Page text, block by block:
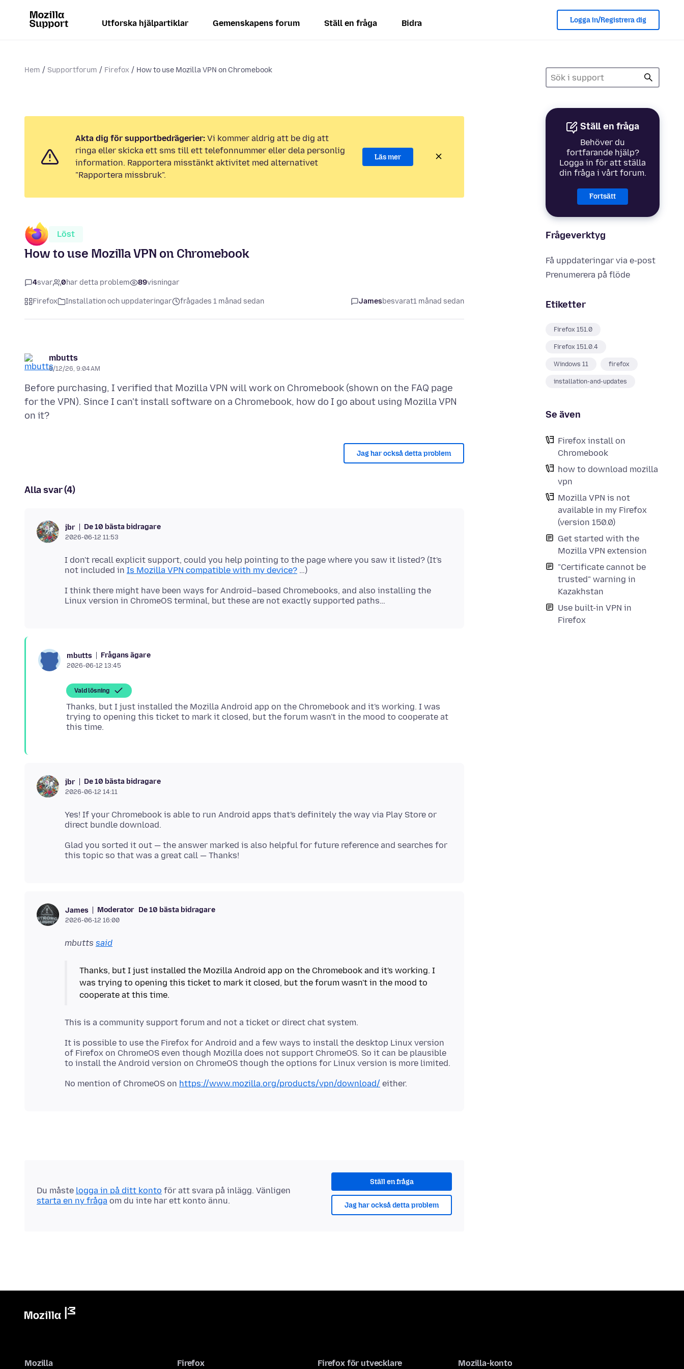
Utforska hjälpartiklar Gemenskapens forum Ställ en fråga Bidra Logga in/Registrera dig
Hem Supportforum Firefox How to use Mozilla VPN on Chromebook
Ställ en fråga
Behöver du
fortfarande hjälp?
Logga in för att ställa
din fråga i vårt forum.
Fortsätt
Frågeverktyg
Få uppdateringar via e-post
Prenumerera på flöde
Etiketter
Firefox 151.0
Firefox 151.0.4
Windows 11 firefox
installation-and-updates
Se även
Firefox install on
Chromebook
how to download mozilla
vpn
Mozilla VPN is not
available in my Firefox
(version 150.0)
Get started with the
Mozilla VPN extension
"Certificate cannot be
trusted" warning in
Kazakhstan
Use built-in VPN in
Firefox
Akta dig för supportbedrägerier: Vi kommer aldrig att be dig att
ringa eller skicka ett sms till ett telefonnummer eller dela personlig
information. Rapportera misstänkt aktivitet med alternativet
"Rapportera missbruk".
Läs mer
Löst
How to use Mozilla VPN on Chromebook
4svar 0har detta problem 89visningar
Firefox Installation och uppdateringar frågades 1 månad sedan Jamesbesvarat1 månad sedan
mbutts
6/12/26, 9:04 AM
Before purchasing, I verified that Mozilla VPN will work on Chromebook (shown on the FAQ page
for the VPN). Since I can't install software on a Chromebook, how do I go about using Mozilla VPN
Jag har också detta problem
Alla svar (4)
jbr De 10 bästa bidragare
2026-06-12 11:53
I don't recall explicit support, could you help pointing to the page where you saw it listed? (It's
not included in Is Mozilla VPN compatible with my device?
I think there might have been ways for Android–based Chromebooks, and also installing the
mbutts Frågans ägare
2026-06-12 13:45
Vald lösning
Thanks, but I just installed the Mozilla Android app on the Chromebook and it's working. I was
trying to opening this ticket to mark it closed, but the forum wasn't in the mood to cooperate at
jbr De 10 bästa bidragare
2026-06-12 14:11
Yes! If your Chromebook is able to run Android apps that's definitely the way via Play Store or
Glad you sorted it out — the answer marked is also helpful for future reference and searches for
James Moderator De 10 bästa bidragare
2026-06-12 16:00
mbutts said
Thanks, but I just installed the Mozilla Android app on the Chromebook and it's working. I
was trying to opening this ticket to mark it closed, but the forum wasn't in the mood to
It is possible to use the Firefox for Android and a few ways to install the desktop Linux version
of Firefox on ChromeOS even though Mozilla does not support ChromeOS. So it can be plausible
No mention of ChromeOS on https://www.mozilla.org/products/vpn/download/
Ställ en fråga
Jag har också detta problem
Du måste logga in på ditt konto för att svara på inlägg. Vänligen
starta en ny fråga om du inte har ett konto ännu.
Mozilla Firefox Firefox för utvecklare Mozilla-konto